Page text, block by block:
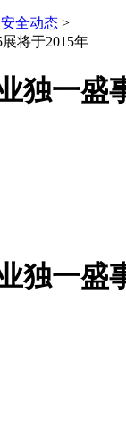
全动态 >
将于2015年
独一盛
独一盛